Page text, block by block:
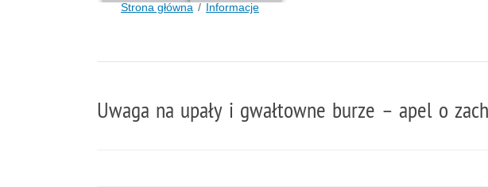
Strona główna Informacje
Uwaga na upały i gwałtowne burze – apel o